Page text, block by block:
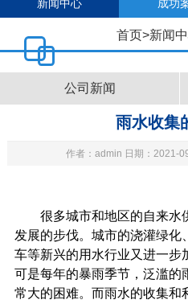
新闻中心 成功
首页>新闻
公司新闻
雨水收集
作者：admin 日期：2021-
很多城市和地区的自来水
发展的步伐。城市的浇灌绿化
车等新兴的用水行业又进一步
可是每年的暴雨季节，泛滥的
常大的困难。而雨水的收集和